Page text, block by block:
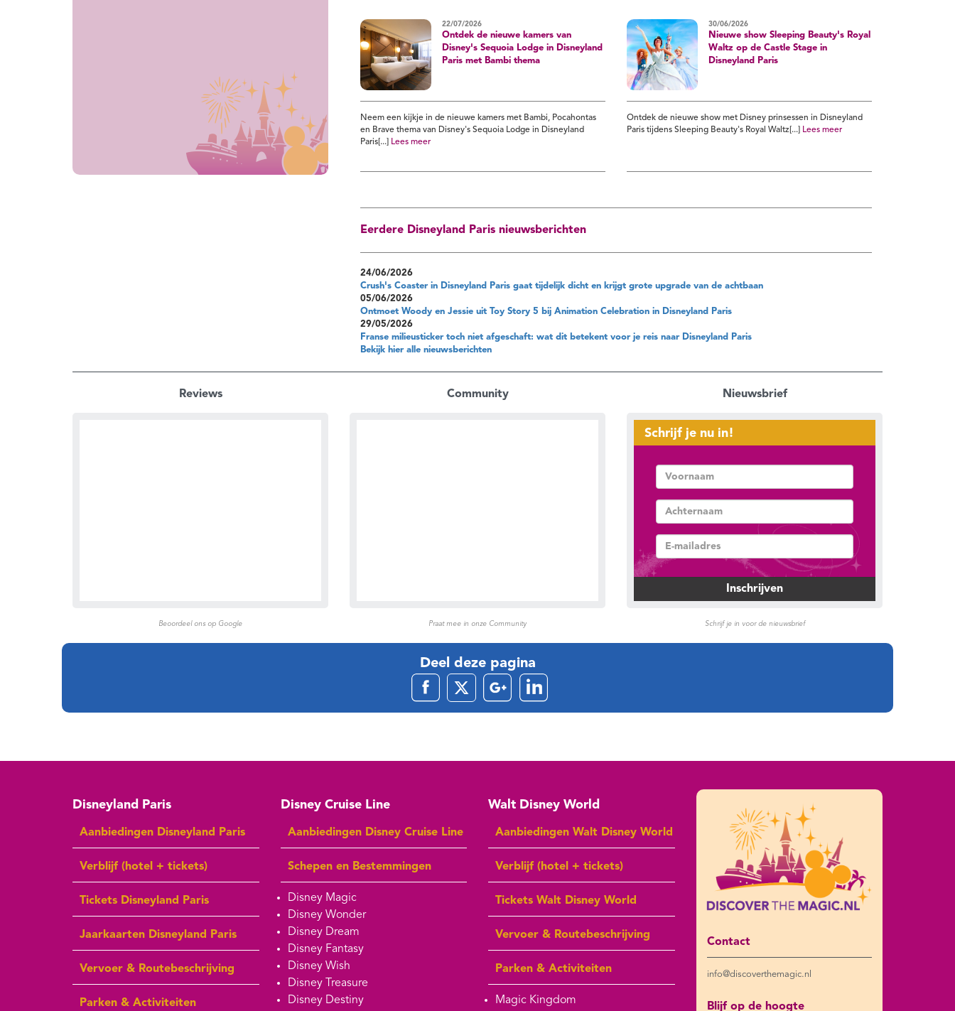
22/07/2026
Ontdek de nieuwe kamers van
Disney's Sequoia Lodge in Disneyland
Paris met Bambi thema
Neem een kijkje in de nieuwe kamers met Bambi, Pocahontas
en Brave thema van Disney's Sequoia Lodge in Disneyland
Paris[...]
Lees meer
30/06/2026
Nieuwe show Sleeping Beauty's Royal
Waltz op de Castle Stage in
Disneyland Paris
Ontdek de nieuwe show met Disney prinsessen in Disneyland
Paris tijdens Sleeping Beauty's Royal Waltz[...]
Lees meer
Eerdere Disneyland Paris nieuwsberichten
24/06/2026
Crush's Coaster in Disneyland Paris gaat tijdelijk dicht en krijgt grote upgrade van de achtbaan
05/06/2026
Ontmoet Woody en Jessie uit Toy Story 5 bij Animation Celebration in Disneyland Paris
29/05/2026
Franse milieusticker toch niet afgeschaft: wat dit betekent voor je reis naar Disneyland Paris
Bekijk hier alle nieuwsberichten
Reviews
Beoordeel ons op Google
Community
Praat mee in onze Community
Nieuwsbrief
Schrijf je nu in!
Schrijf je in voor de nieuwsbrief
Deel deze pagina
Disneyland Paris
Aanbiedingen Disneyland Paris
Verblijf (hotel + tickets)
Tickets Disneyland Paris
Jaarkaarten Disneyland Paris
Vervoer & Routebeschrijving
Parken & Activiteiten
Disney Cruise Line
Aanbiedingen Disney Cruise Line
Schepen en Bestemmingen
Disney Magic
Disney Wonder
Disney Dream
Disney Fantasy
Disney Wish
Disney Treasure
Disney Destiny
Walt Disney World
Aanbiedingen Walt Disney World
Verblijf (hotel + tickets)
Tickets Walt Disney World
Vervoer & Routebeschrijving
Parken & Activiteiten
Magic Kingdom
Contact
info@discoverthemagic.nl
Blijf op de hoogte